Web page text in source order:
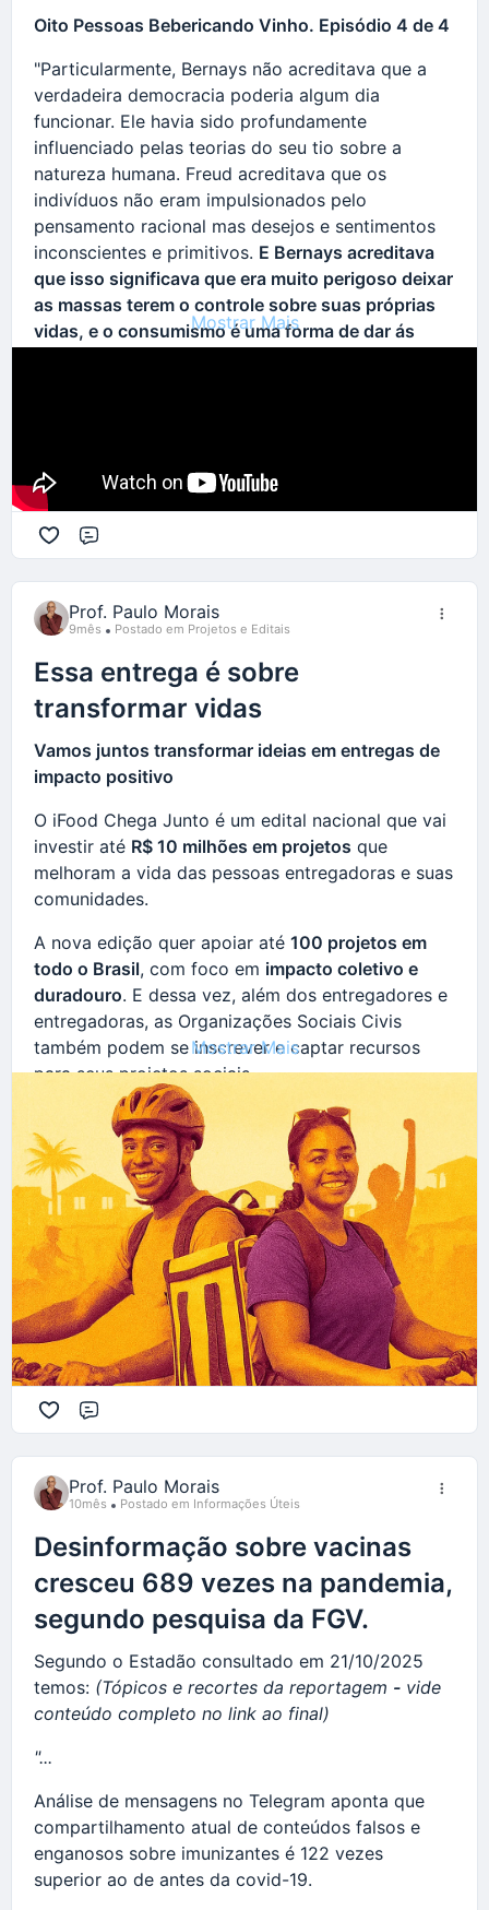
Oito Pessoas Bebericando Vinho. Episódio 4 de 4
"Particularmente, Bernays não acreditava que a
verdadeira democracia poderia algum dia
funcionar. Ele havia sido profundamente
influenciado pelas teorias do seu tio sobre a
natureza humana. Freud acreditava que os
indivíduos não eram impulsionados pelo
pensamento racional mas desejos e sentimentos
inconscientes e primitivos. E Bernays acreditava
que isso significava que era muito perigoso deixar
as massas terem o controle sobre suas próprias
vidas, e o consumismo é uma forma de dar ás
Mostrar Mais
Prof. Paulo Morais
9mês Postado em Projetos e Editais
Essa entrega é sobre
transformar vidas
Vamos juntos transformar ideias em entregas de
impacto positivo
O iFood Chega Junto é um edital nacional que vai
investir até R$ 10 milhões em projetos que
melhoram a vida das pessoas entregadoras e suas
comunidades.
A nova edição quer apoiar até 100 projetos em
todo o Brasil, com foco em impacto coletivo e
duradouro. E dessa vez, além dos entregadores e
entregadoras, as Organizações Sociais Civis
também podem se inscrever e captar recursos
para seus projetos sociais.
Mas corra, em 30/11/25 termina o prazo para a 2a
chamada de inscrição de projetos.
Saiba mais em
https://entregador.ifood.com.br/programa-de-
incentivo-ifood-chega-junto/
Participe - Inscreva-se - Comente - Divulgue
Mostrar Mais
Prof. Paulo Morais
10mês Postado em Informações Úteis
Desinformação sobre vacinas
cresceu 689 vezes na pandemia,
segundo pesquisa da FGV.
Segundo o Estadão consultado em 21/10/2025
temos: (Tópicos e recortes da reportagem - vide
conteúdo completo no link ao final)
"...
Análise de mensagens no Telegram aponta que
compartilhamento atual de conteúdos falsos e
enganosos sobre imunizantes é 122 vezes
superior ao de antes da covid-19.